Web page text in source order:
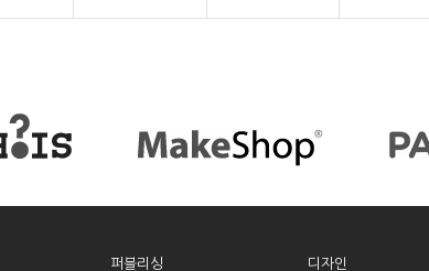
퍼블리싱 디자인